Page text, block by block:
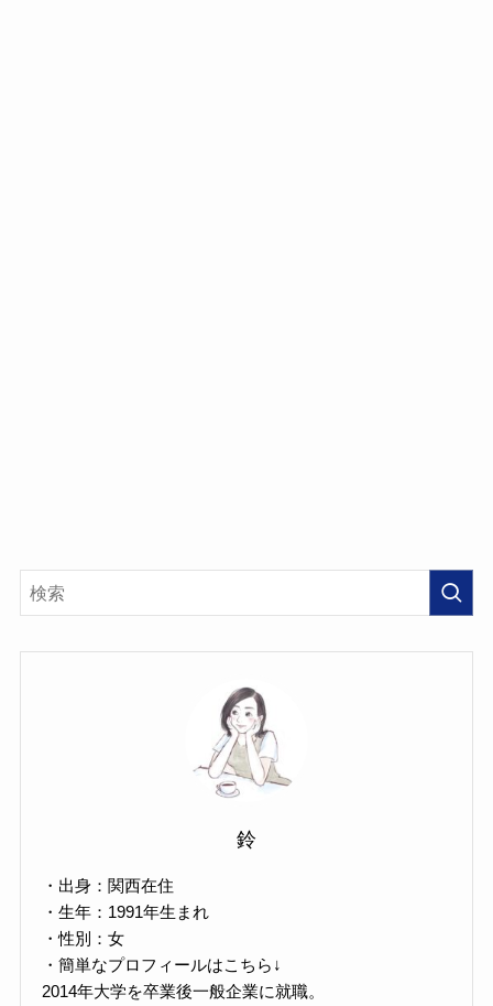
鈴
・出身：関西在住
・生年：1991年生まれ
・性別：女
・簡単なプロフィールはこちら↓
2014年大学を卒業後一般企業に就職。